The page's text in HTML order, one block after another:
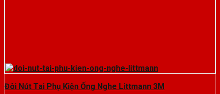
Đôi Nút Tai Phụ Kiện Ống Nghe Littmann 3M